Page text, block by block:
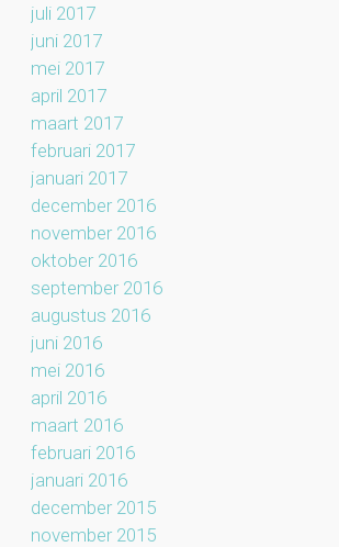
juli 2017
juni 2017
mei 2017
april 2017
maart 2017
februari 2017
januari 2017
december 2016
november 2016
oktober 2016
september 2016
augustus 2016
juni 2016
mei 2016
april 2016
maart 2016
februari 2016
januari 2016
december 2015
november 2015